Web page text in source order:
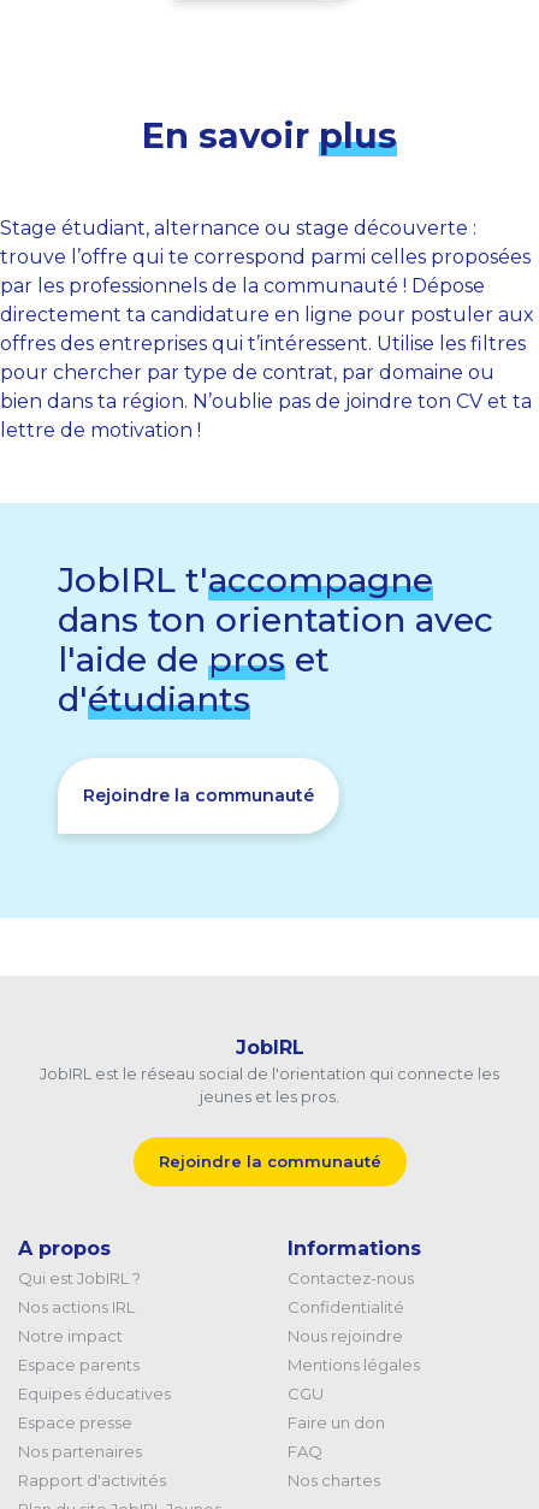
En savoir plus
Stage étudiant, alternance ou stage découverte :
trouve l’offre qui te correspond parmi celles proposées
par les professionnels de la communauté ! Dépose
directement ta candidature en ligne pour postuler aux
offres des entreprises qui t’intéressent. Utilise les filtres
pour chercher par type de contrat, par domaine ou
bien dans ta région. N’oublie pas de joindre ton CV et ta
lettre de motivation !
JobIRL t'accompagne
dans ton orientation avec
l'aide de pros et
d'étudiants
Rejoindre la communauté
JobIRL
JobIRL est le réseau social de l'orientation qui connecte les
jeunes et les pros.
Rejoindre la communauté
A propos
Qui est JobIRL ?
Nos actions IRL
Notre impact
Espace parents
Equipes éducatives
Espace presse
Nos partenaires
Rapport d'activités
Informations
Contactez-nous
Confidentialité
Nous rejoindre
Mentions légales
CGU
Faire un don
FAQ
Nos chartes